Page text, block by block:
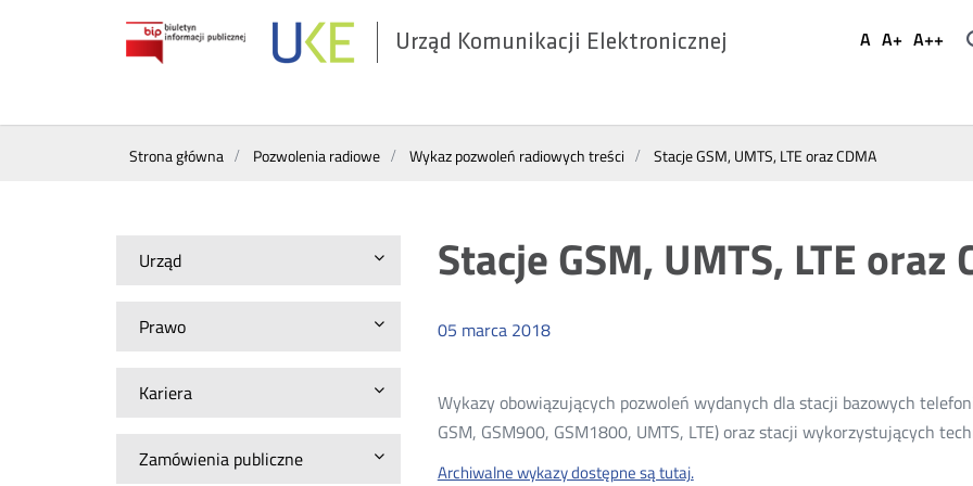
Urząd Komunikacji Elektronicznej A A+ A++
Media
Wyszukiwarka
Strona główna Pozwolenia radiowe Wykaz pozwoleń radiowych treści Stacje GSM, UMTS, LTE oraz CDMA
Urząd
Prawo
Kariera
Zamówienia publiczne
Stacje GSM, UMTS, LTE oraz
05 marca 2018
Wykazy obowiązujących pozwoleń wydanych dla stacji bazowych
GSM, GSM900, GSM1800, UMTS, LTE) oraz stacji wykorzystujących
Archiwalne wykazy dostępne są tutaj.